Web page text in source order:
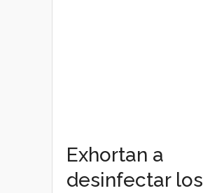
Exhortan a
desinfectar los